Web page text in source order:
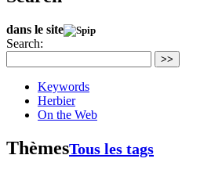
dans le site
Search:
>>
Keywords
Herbier
On the Web
ThèmesTous les tags